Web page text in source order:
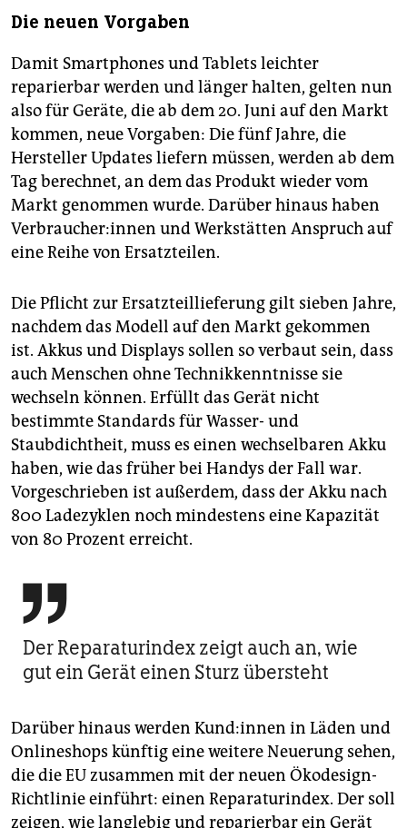
Die neuen Vorgaben
Damit Smartphones und Tablets leichter
reparierbar werden und länger halten, gelten nun
also für Geräte, die ab dem 20. Juni auf den Markt
kommen, neue Vorgaben: Die fünf Jahre, die
Hersteller Updates liefern müssen, werden ab dem
Tag berechnet, an dem das Produkt wieder vom
Markt genommen wurde. Darüber hinaus haben
Ver­brau­che­r:in­nen und Werkstätten Anspruch auf
eine Reihe von Ersatzteilen.
Die Pflicht zur Ersatzteillieferung gilt sieben Jahre,
nachdem das Modell auf den Markt gekommen
ist. Akkus und Displays sollen so verbaut sein, dass
auch Menschen ohne Technikkenntnisse sie
wechseln können. Erfüllt das Gerät nicht
bestimmte Standards für Wasser- und
Staubdichtheit, muss es einen wechselbaren Akku
haben, wie das früher bei Handys der Fall war.
Vorgeschrieben ist außerdem, dass der Akku nach
800 Ladezyklen noch mindestens eine Kapazität
von 80 Prozent erreicht.

Der Reparaturindex zeigt auch an, wie
gut ein Gerät einen Sturz übersteht
Darüber hinaus werden Kun­d:in­nen in Läden und
Onlineshops künftig eine weitere Neuerung sehen,
die die EU zusammen mit der neuen Ökodesign-
Richtlinie einführt: einen Reparaturindex. Der soll
zeigen, wie langlebig und reparierbar ein Gerät